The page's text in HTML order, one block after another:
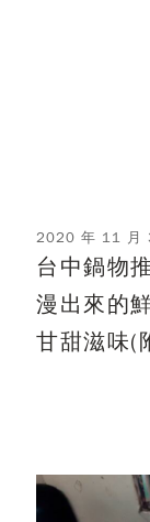
2020 年 11 月
台中鍋物
漫出來的
甘甜滋味(